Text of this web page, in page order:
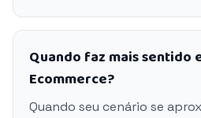
Quando faz mais sentido
Ecommerce?
Quando seu cenário se